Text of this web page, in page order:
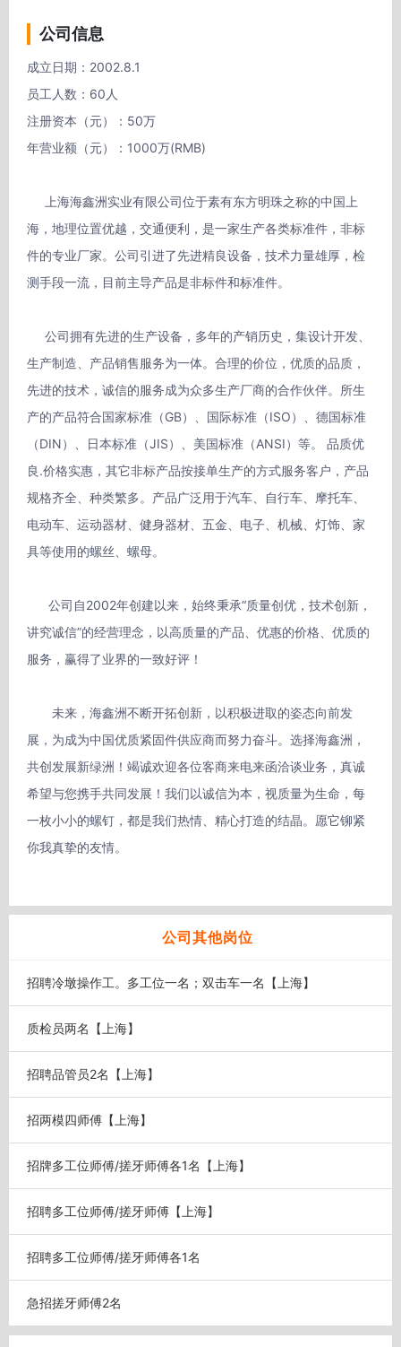
公司信息
成立日期：2002.8.1
员工人数：60人
注册资本（元）：50万
年营业额（元）：1000万(RMB)
海，地理位置优越，交通便利，是一家生产各类标准件，非标
件的专业厂家。公司引进了先进精良设备，技术力量雄厚，检
测手段一流，目前主导产品是非标件和标准件。
生产制造、产品销售服务为一体。合理的价位，优质的品质，
先进的技术，诚信的服务成为众多生产厂商的合作伙伴。所生
产的产品符合国家标准（GB）、国际标准（ISO）、德国标准
（DIN）、日本标准（JIS）、美国标准（ANSI）等。 品质优
良.价格实惠，其它非标产品按接单生产的方式服务客户，产品
规格齐全、种类繁多。产品广泛用于汽车、自行车、摩托车、
电动车、运动器材、健身器材、五金、电子、机械、灯饰、家
具等使用的螺丝、螺母。
讲究诚信”的经营理念，以高质量的产品、优惠的价格、优质的
服务，赢得了业界的一致好评！
未来，海鑫洲不断开拓创新，以积极进取的姿态向前发
展，为成为中国优质紧固件供应商而努力奋斗。选择海鑫洲，
共创发展新绿洲！竭诚欢迎各位客商来电来函洽谈业务，真诚
希望与您携手共同发展！我们以诚信为本，视质量为生命，每
一枚小小的螺钉，都是我们热情、精心打造的结晶。愿它铆紧
你我真挚的友情。
公司其他岗位
招聘冷墩操作工。多工位一名；双击车一名【上海】
质检员两名【上海】
招聘品管员2名【上海】
招两模四师傅【上海】
招牌多工位师傅/搓牙师傅各1名【上海】
招聘多工位师傅/搓牙师傅【上海】
招聘多工位师傅/搓牙师傅各1名
急招搓牙师傅2名